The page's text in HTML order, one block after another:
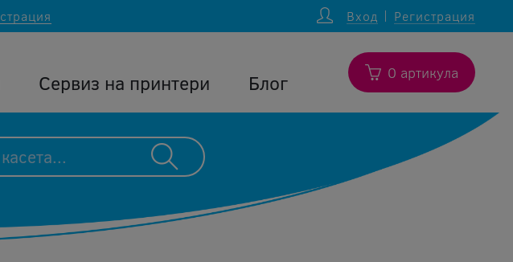
Вход Регистрация
Сервиз на принтери Блог 0 артикула